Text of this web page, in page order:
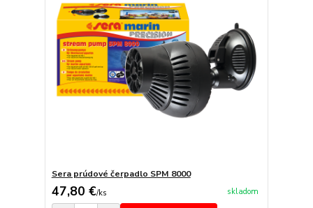
Sera prúdové čerpadlo SPM 8000
47,80 €/ks skladom